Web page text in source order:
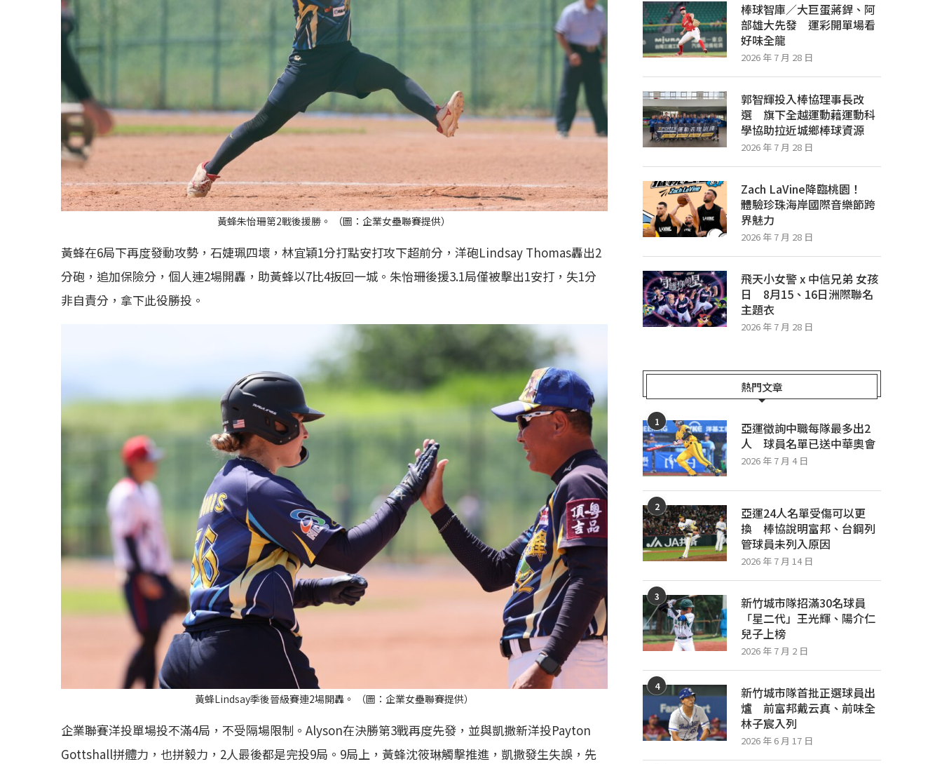
黃蜂朱怡珊第2戰後援勝。 （圖：企業女壘聯賽提供）
黃蜂在6局下再度發動攻勢，石婕珮四壞，林宜穎1分打點安打攻下超前分，洋砲Lindsay Thomas轟出2
分砲，追加保險分，個人連2場開轟，助黃蜂以7比4扳回一城。朱怡珊後援3.1局僅被擊出1安打，失1分
非自責分，拿下此役勝投。
黃蜂Lindsay季後晉級賽連2場開轟。 （圖：企業女壘聯賽提供）
企業聯賽洋投單場投不滿4局，不受隔場限制。Alyson在決勝第3戰再度先發，並與凱撒新洋投Payton
Gottshall拼體力，也拼毅力，2人最後都是完投9局。9局上，黃蜂沈筱琳觸擊推進，凱撒發生失誤，先
棒球智庫／大巨蛋蔣銲、阿
部雄大先發 運彩開單場看
好味全龍
2026 年 7 月 28 日
郭智輝投入棒協理事長改
選 旗下全越運動藉運動科
學協助拉近城鄉棒球資源
2026 年 7 月 28 日
Zach LaVine降臨桃園！
體驗珍珠海岸國際音樂節跨
界魅力
2026 年 7 月 28 日
飛天小女警 x 中信兄弟 女孩
日 8月15、16日洲際聯名
主題衣
2026 年 7 月 28 日
熱門文章
1
亞運徵詢中職每隊最多出2
人 球員名單已送中華奧會
2026 年 7 月 4 日
2
亞運24人名單受傷可以更
換 棒協說明富邦、台鋼列
管球員未列入原因
2026 年 7 月 14 日
3
新竹城市隊招滿30名球員
「星二代」王光輝、陽介仁
兒子上榜
2026 年 7 月 2 日
4
新竹城市隊首批正選球員出
爐 前富邦戴云真、前味全
林子宸入列
2026 年 6 月 17 日